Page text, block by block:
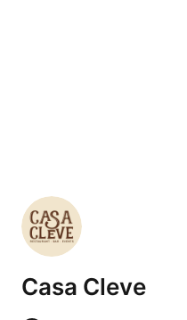
Casa Cleve